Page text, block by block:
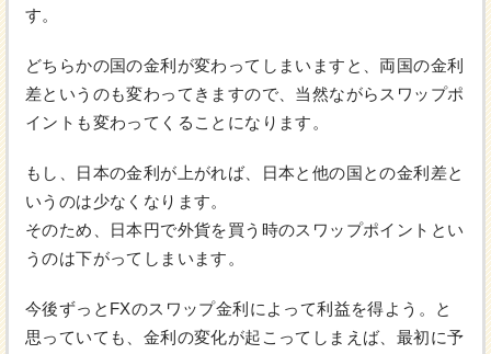
す。
どちらかの国の金利が変わってしまいますと、両国の金利
差というのも変わってきますので、当然ながらスワップポ
イントも変わってくることになります。
もし、日本の金利が上がれば、日本と他の国との金利差と
いうのは少なくなります。
そのため、日本円で外貨を買う時のスワップポイントとい
うのは下がってしまいます。
今後ずっとFXのスワップ金利によって利益を得よう。と
思っていても、金利の変化が起こってしまえば、最初に予